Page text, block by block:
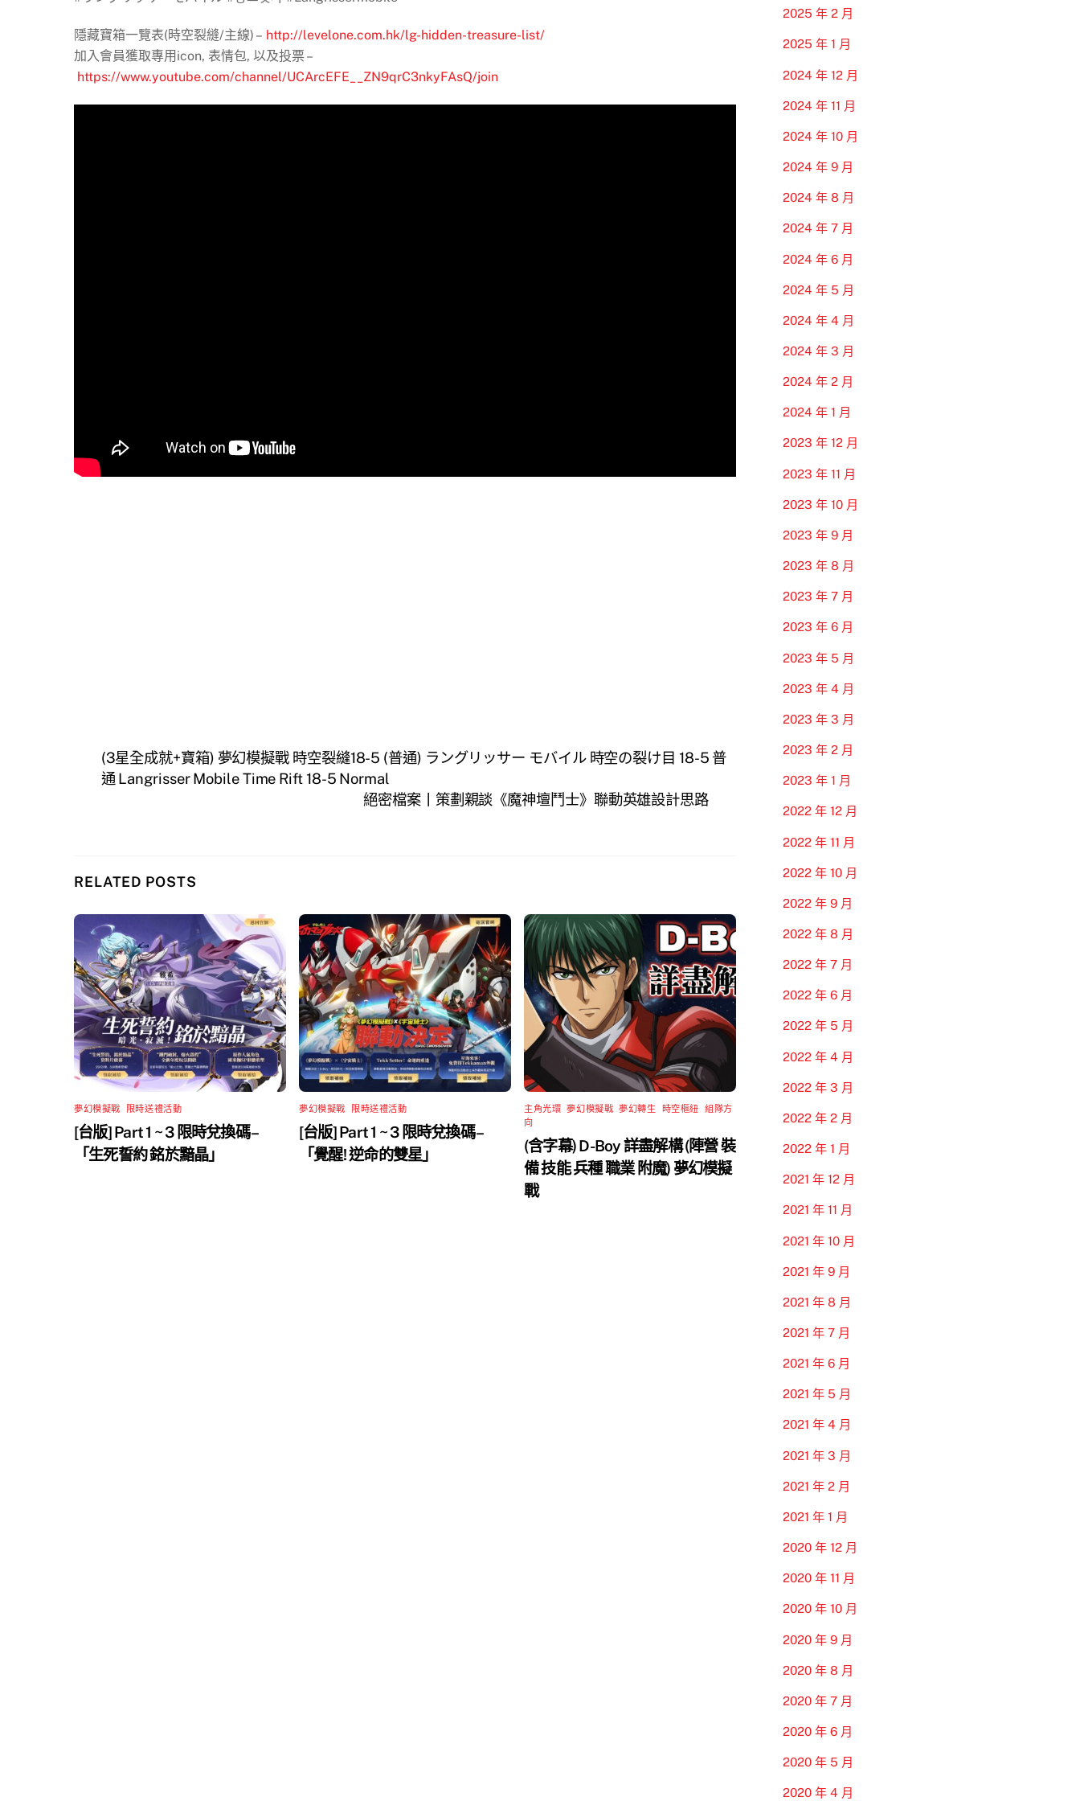
隱藏寶箱一覽表(時空裂縫/主線) – http://levelone.com.hk/lg-hidden-treasure-list/
加入會員獲取專用icon, 表情包, 以及投票 –
https://www.youtube.com/channel/UCArcEFE__ZN9qrC3nkyFAsQ/join
(3星全成就+寶箱) 夢幻模擬戰 時空裂縫18-5 (普通) ラングリッサー モバイル 時空の裂け目 18-5 普
通 Langrisser Mobile Time Rift 18-5 Normal
絕密檔案丨策劃親談《魔神壇鬥士》聯動英雄設計思路
RELATED POSTS
夢幻模擬戰 限時送禮活動
[台版] Part 1 ~ 3 限時兌換碼 –
「生死誓約 銘於黯晶」
夢幻模擬戰 限時送禮活動
[台版] Part 1 ~ 3 限時兌換碼 –
「覺醒! 逆命的雙星」
主角光環 ,夢幻模擬戰 ,夢幻轉生 時空樞紐 ,組隊方
向
(含字幕) D-Boy 詳盡解構 (陣營 裝
備 技能 兵種 職業 附魔) 夢幻模擬
戰
2025 年 2 月
2025 年 1 月
2024 年 12 月
2024 年 11 月
2024 年 10 月
2024 年 9 月
2024 年 8 月
2024 年 7 月
2024 年 6 月
2024 年 5 月
2024 年 4 月
2024 年 3 月
2024 年 2 月
2024 年 1 月
2023 年 12 月
2023 年 11 月
2023 年 10 月
2023 年 9 月
2023 年 8 月
2023 年 7 月
2023 年 6 月
2023 年 5 月
2023 年 4 月
2023 年 3 月
2023 年 2 月
2023 年 1 月
2022 年 12 月
2022 年 11 月
2022 年 10 月
2022 年 9 月
2022 年 8 月
2022 年 7 月
2022 年 6 月
2022 年 5 月
2022 年 4 月
2022 年 3 月
2022 年 2 月
2022 年 1 月
2021 年 12 月
2021 年 11 月
2021 年 10 月
2021 年 9 月
2021 年 8 月
2021 年 7 月
2021 年 6 月
2021 年 5 月
2021 年 4 月
2021 年 3 月
2021 年 2 月
2021 年 1 月
2020 年 12 月
2020 年 11 月
2020 年 10 月
2020 年 9 月
2020 年 8 月
2020 年 7 月
2020 年 6 月
2020 年 5 月
2020 年 4 月